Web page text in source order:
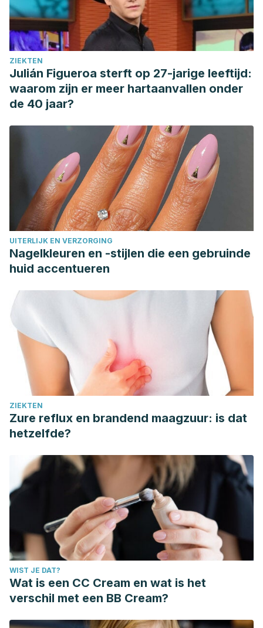
ZIEKTEN
Julián Figueroa sterft op 27-jarige leeftijd:
waarom zijn er meer hartaanvallen onder
de 40 jaar?
UITERLIJK EN VERZORGING
Nagelkleuren en -stijlen die een gebruinde
huid accentueren
ZIEKTEN
Zure reflux en brandend maagzuur: is dat
hetzelfde?
WIST JE DAT?
Wat is een CC Cream en wat is het
verschil met een BB Cream?